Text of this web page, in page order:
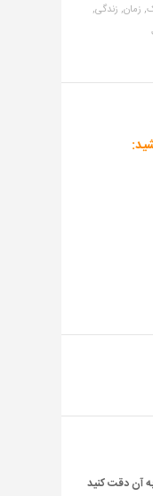
زمان, زندگی,
آن دقت کنید